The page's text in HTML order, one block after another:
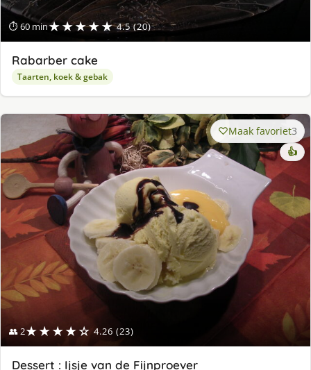
⏱ 60 min★★★★★ 4.5 (20)
Rabarber cake
Taarten, koek & gebak
👥 2★★★★☆ 4.26 (23)
Maak favoriet3
👍
Dessert : Ijsje van de Fijnproever